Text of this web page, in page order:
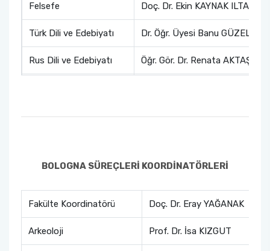
Felsefe Doç. Dr. Ekin KAYNAK ILTAR
Türk Dili ve Edebiyatı Dr. Öğr. Üyesi Banu
Rus Dili ve Edebiyatı Öğr. Gör. Dr. Renata AKTAŞ
İngiliz Dili ve Edebiyatı Prof. Dr. Arda ARIKAN
Coğrafya Dr. Öğr. Üyesi M. Tahsin ŞAHİN
BOLOGNA SÜREÇLERİ KOORDİNATÖRLERİ
Fakülte Koordinatörü Doç. Dr. Eray YAĞANAK
Arkeoloji Prof. Dr. İsa KIZGUT